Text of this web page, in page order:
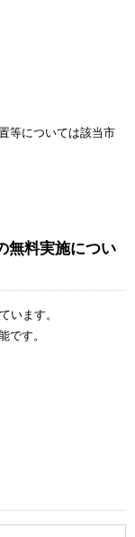
等については該当市
無料実施につい
います。
です。